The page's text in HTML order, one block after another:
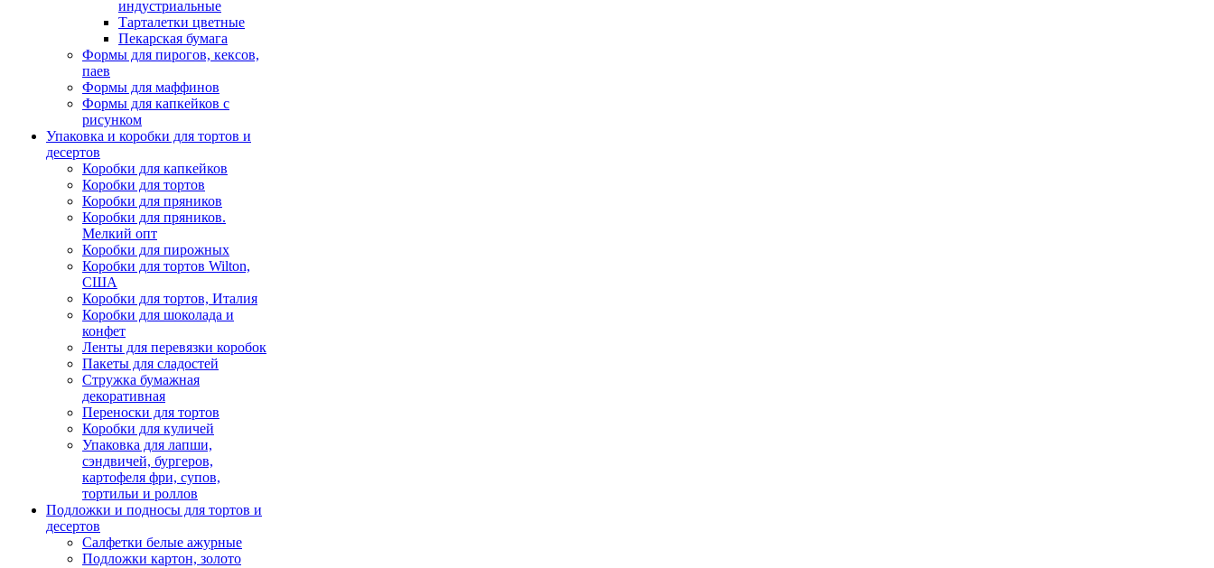
индустриальные
Тарталетки цветные
Пекарская бумага
Формы для пирогов, кексов,
паев
Формы для маффинов
Формы для капкейков с
рисунком
Упаковка и коробки для тортов и
десертов
Коробки для капкейков
Коробки для тортов
Коробки для пряников
Коробки для пряников.
Мелкий опт
Коробки для пирожных
Коробки для тортов Wilton,
США
Коробки для тортов, Италия
Коробки для шоколада и
конфет
Ленты для перевязки коробок
Пакеты для сладостей
Стружка бумажная
декоративная
Переноски для тортов
Коробки для куличей
Упаковка для лапши,
сэндвичей, бургеров,
картофеля фри, супов,
тортильи и роллов
Подложки и подносы для тортов и
десертов
Салфетки белые ажурные
Подложки картон, золото